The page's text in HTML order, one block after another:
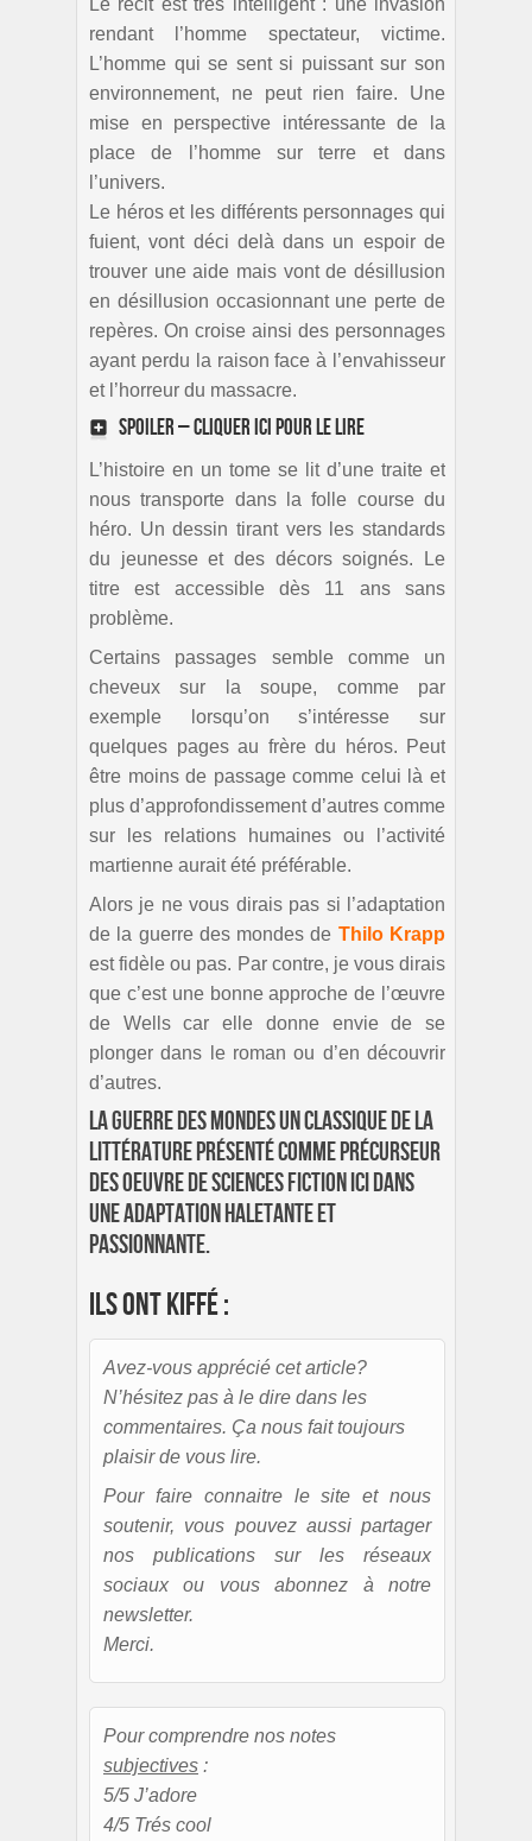
rendant l’homme spectateur, victime.
L’homme qui se sent si puissant sur son
environnement, ne peut rien faire. Une
mise en perspective intéressante de la
place de l’homme sur terre et dans
l’univers.
Le héros et les différents personnages qui
fuient, vont déci delà dans un espoir de
trouver une aide mais vont de désillusion
en désillusion occasionnant une perte de
repères. On croise ainsi des personnages
ayant perdu la raison face à l’envahisseur
et l’horreur du massacre.
SPOILER – cliquer ici pour le lire
L’histoire en un tome se lit d’une traite et
nous transporte dans la folle course du
héro. Un dessin tirant vers les standards
du jeunesse et des décors soignés. Le
titre est accessible dès 11 ans sans
problème.
Certains passages semble comme un
cheveux sur la soupe, comme par
exemple lorsqu’on s’intéresse sur
quelques pages au frère du héros. Peut
être moins de passage comme celui là et
plus d’approfondissement d’autres comme
sur les relations humaines ou l’activité
martienne aurait été préférable.
Alors je ne vous dirais pas si l’adaptation
de la guerre des mondes de Thilo Krapp
est fidèle ou pas. Par contre, je vous dirais
que c’est une bonne approche de l’œuvre
de Wells car elle donne envie de se
plonger dans le roman ou d’en découvrir
d’autres.
La guerre des Mondes un classique de la
littérature présenté comme précurseur
des oeuvre de sciences fiction ici dans
une adaptation haletante et
passionnante.
Ils ont kiffé :
Avez-vous apprécié cet article?
N’hésitez pas à le dire dans les
commentaires. Ça nous fait toujours
plaisir de vous lire.
Pour faire connaitre le site et nous
soutenir, vous pouvez aussi partager
nos publications sur les réseaux
sociaux ou vous abonnez à notre
newsletter.
Merci.
Pour comprendre nos notes
subjectives :
5/5 J’adore
4/5 Trés cool